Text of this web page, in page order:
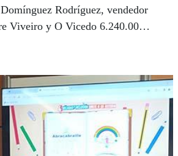
Rodríguez, vendedor
Viveiro y O Vicedo 6.240.000
cupones más agraciados con
uno, en el sorteo del viernes 8